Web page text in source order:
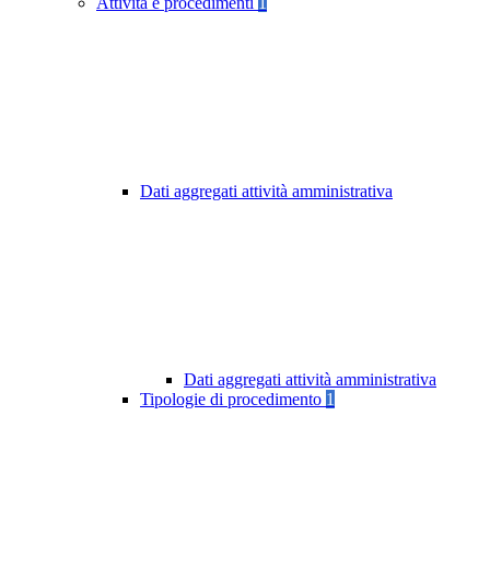
Dati aggregati attività amministrativa
Dati aggregati attività amministrativa
Tipologie di procedimento 1